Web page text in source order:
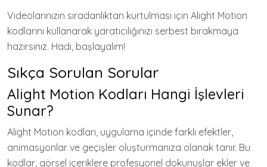
Videolarınızın sıradanlıktan kurtulması için Alight Motion
kodlarını kullanarak yaratıcılığınızı serbest bırakmaya
hazırsınız. Hadi, başlayalım!
Sıkça Sorulan Sorular
Alight Motion Kodları Hangi İşlevleri
Sunar?
Alight Motion kodları, uygulama içinde farklı efektler,
animasyonlar ve geçişler oluşturmanıza olanak tanır. Bu
kodlar, görsel içeriklere profesyonel dokunuşlar ekler ve